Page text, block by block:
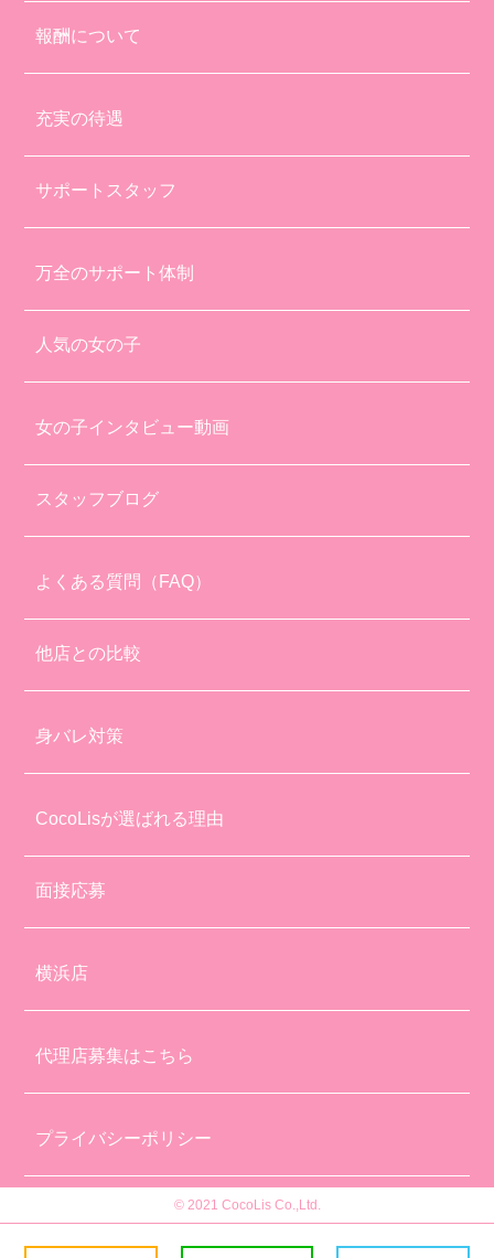
報酬について
充実の待遇
サポートスタッフ
万全のサポート体制
人気の女の子
女の子インタビュー動画
スタッフブログ
よくある質問（FAQ）
他店との比較
身バレ対策
CocoLisが選ばれる理由
面接応募
横浜店
代理店募集はこちら
プライバシーポリシー
© 2021 CocoLis Co.,Ltd.